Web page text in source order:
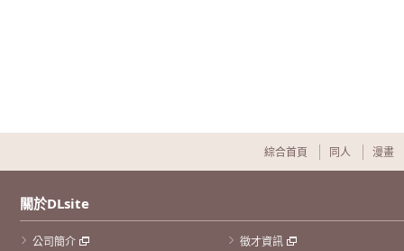
綜合首頁 同人 漫畫
關於DLsite
公司簡介
徵才資訊